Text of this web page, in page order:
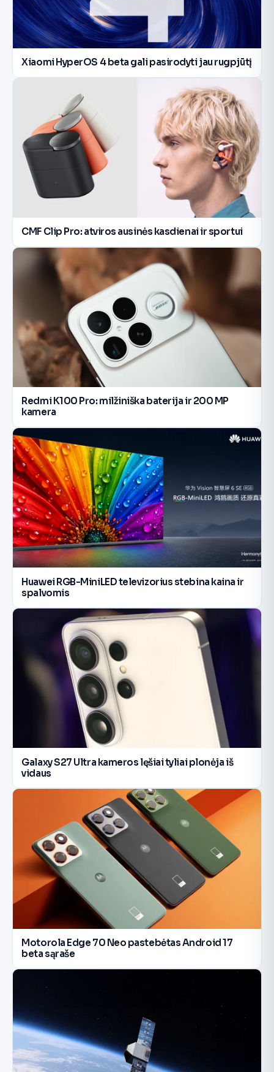
Xiaomi HyperOS 4 beta gali pasirodyti jau rugpjūtį
CMF Clip Pro: atviros ausinės kasdienai ir sportui
Redmi K100 Pro: milžiniška baterija ir 200 MP
kamera
Huawei RGB-MiniLED televizorius stebina kaina ir
spalvomis
Galaxy S27 Ultra kameros lęšiai tyliai plonėja iš
vidaus
Motorola Edge 70 Neo pastebėtas Android 17
beta sąraše